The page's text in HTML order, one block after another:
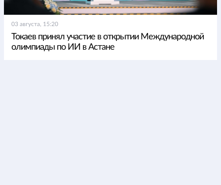
03 августа, 15:20
Токаев принял участие в открытии Международной
олимпиады по ИИ в Астане